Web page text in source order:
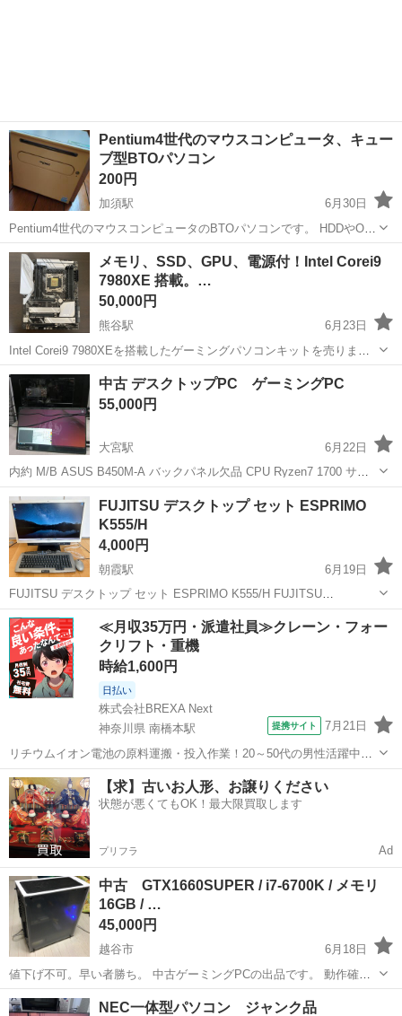
Pentium4世代のマウスコンピュータ、キュー
ブ型BTOパソコン
200円
加須駅
6月30日
Pentium4世代のマウスコンピュータのBTOパソコンです。 HDDやOS
が付いてません。ジャンク品です。 可能引取場所は加須市上種足のセ
ブンイレブンの駐車場か、私の自宅になります。
埼玉 加須市 加須駅 デスクトップパソコン
メモリ、SSD、GPU、電源付！Intel Corei9
7980XE 搭載。…
50,000円
熊谷駅
6月23日
Intel Corei9 7980XEを搭載したゲーミングパソコンキットを売りま
す。足りない部品はCPUクーラーとケースのみ。 7世代は基本
Windows11非対応なのですが、X299は例外で7世代でも正式に対応し
ています。...
埼玉 熊谷市 熊谷駅 デスクトップパソコン
中古 デスクトップPC ゲーミングPC
55,000円
大宮駅
6月22日
内約 M/B ASUS B450M-A バックパネル欠品 CPU Ryzen7 1700 サイ
ドフローファン メモリ DDR4 24GB （2133hz 8GB*2 4GB*2） GPU
RTX 2060 SUPE...
埼玉 さいたま市 大宮駅 デスクトップパソコン
デスクトップ
FUJITSU デスクトップ セット ESPRIMO
K555/H
4,000円
朝霞駅
6月19日
FUJITSU デスクトップ セット ESPRIMO K555/H FUJITSU
ESPRIMO K555/H 本体モニタ一体型 Intel Core i5-4300M CPU
2.60GHz 8GB Win...
埼玉 朝霞市 朝霞駅 デスクトップパソコン
≪月収35万円・派遣社員≫クレーン・フォー
クリフト・重機
時給1,600円
日払い
株式会社BREXA Next
神奈川県 南橋本駅
提携サイト 7月21日
リチウムイオン電池の原料運搬・投入作業！20～50代の男性活躍中★
ワンルーム寮完備！赴任旅費会社負担！年間休日130日★フォークリフ
ト免許お持ちの方、活躍中！就業先食堂利用可★《神奈川県相模原
市》 人気の工場のお仕事 ◇電...
神奈川 相模原市 南橋本駅 その他
【求】古いお人形、お譲りください
状態が悪くてもOK！最大限買取します
プリフラ Ad
中古 GTX1660SUPER / i7-6700K / メモリ
16GB / …
45,000円
越谷市
6月18日
値下げ不可。早い者勝ち。 中古ゲーミングPCの出品です。 動作確認
済みで、通常使用に問題はありません。 ■ スペック CPU：Intel Core
i7-6700K（4コア8スレッド） GPU：NVIDIA...
埼玉 越谷市 デスクトップパソコン
NEC一体型パソコン ジャンク品